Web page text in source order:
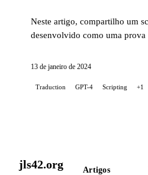
Neste artigo, compartilho um
desenvolvido como uma prova
usando o...
13 de janeiro de 2024
Traduction GPT-4 Scripting +1
jls42.org Artigos